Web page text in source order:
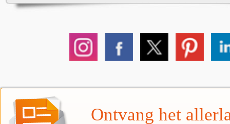
Ontvang het